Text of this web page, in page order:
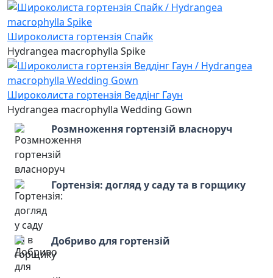
Широколиста гортензія Спайк
Hydrangea macrophylla Spike
Широколиста гортензія Веддінг Гаун
Hydrangea macrophylla Wedding Gown
Розмноження гортензій власноруч
Гортензія: догляд у саду та в горщику
Добриво для гортензій